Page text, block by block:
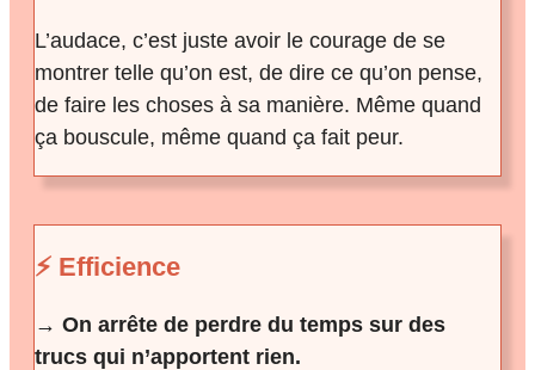
L’audace, c’est juste avoir le courage de se
montrer telle qu’on est, de dire ce qu’on pense,
de faire les choses à sa manière. Même quand
ça bouscule, même quand ça fait peur.
⚡ Efficience
→ On arrête de perdre du temps sur des
trucs qui n’apportent rien.